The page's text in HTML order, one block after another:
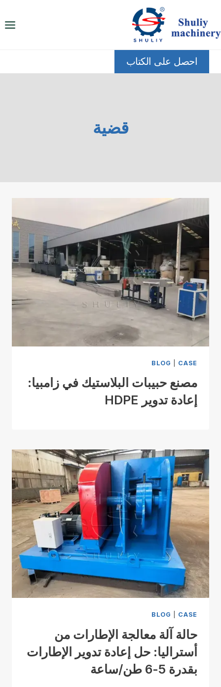
المحتوى
احصل على الكتاب
قضية
BLOG CASE
مصنع حبيبات البلاستيك في زامبيا:
إعادة تدوير HDPE
BLOG CASE
حالة آلة معالجة الإطارات من
أستراليا: حل إعادة تدوير الإطارات
بقدرة 5-6 طن/ساعة